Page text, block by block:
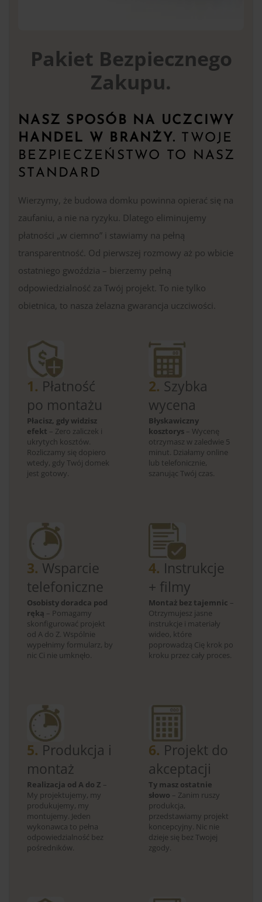
Pakiet Bezpiecznego
Zakupu.
NASZ SPOSÓB NA UCZCIWY
HANDEL W BRANŻY.
TWOJE
BEZPIECZEŃSTWO TO NASZ
STANDARD
Wierzymy, że budowa domku powinna opierać się na
zaufaniu, a nie na ryzyku. Dlatego eliminujemy
płatności „w ciemno” i stawiamy na pełną
transparentność. Od pierwszej rozmowy aż po wbicie
ostatniego gwoździa – bierzemy pełną
odpowiedzialność za Twój projekt. To nie tylko
obietnica, to nasza żelazna gwarancja uczciwości.
1. Płatność
po montażu
Płacisz, gdy widzisz
efekt – Zero zaliczek i
ukrytych kosztów.
Rozliczamy się dopiero
wtedy, gdy Twój domek
jest gotowy.
2. Szybka
wycena
Błyskawiczny
kosztorys – Wycenę
otrzymasz w zaledwie 5
minut. Działamy online
lub telefonicznie,
szanując Twój czas.
3. Wsparcie
telefoniczne
Osobisty doradca pod
ręką – Pomagamy
skonfigurować projekt
od A do Z. Wspólnie
wypełnimy formularz, by
nic Ci nie umknęło.
4. Instrukcje
+ filmy
Montaż bez tajemnic –
Otrzymujesz jasne
instrukcje i materiały
wideo, które
poprowadzą Cię krok po
kroku przez cały proces.
5. Produkcja i
montaż
Realizacja od A do Z –
My projektujemy, my
produkujemy, my
montujemy. Jeden
wykonawca to pełna
odpowiedzialność bez
pośredników.
6. Projekt do
akceptacji
Ty masz ostatnie
słowo – Zanim ruszy
produkcja,
przedstawiamy projekt
koncepcyjny. Nic nie
dzieje się bez Twojej
zgody.